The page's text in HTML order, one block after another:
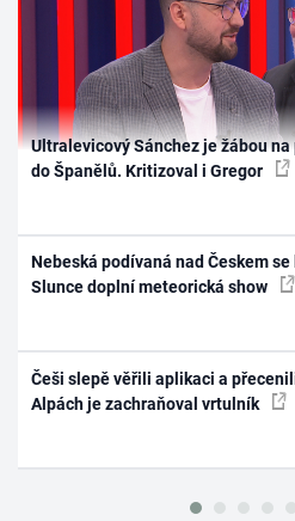
Ultralevicový Sánchez je žábou
do Španělů. Kritizoval i Gregor
Nebeská podívaná nad Českem
Slunce doplní meteorická show
Češi slepě věřili aplikaci a
Alpách je zachraňoval vrtulník